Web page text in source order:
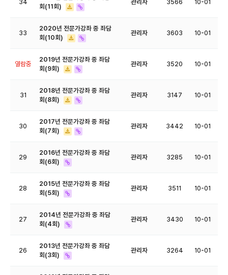
34
회(11회)
관리자 3566 10-01
33
2020년 전문가강좌 중 좌담
회(10회)
관리자 3603 10-01
열람중
2019년 전문가강좌 중 좌담
회(9회)
관리자 3520 10-01
31
2018년 전문가강좌 중 좌담
회(8회)
관리자 3147 10-01
30
2017년 전문가강좌 중 좌담
회(7회)
관리자 3442 10-01
29
2016년 전문가강좌 중 좌담
회(6회)
관리자 3285 10-01
28
2015년 전문가강좌 중 좌담
회(5회)
관리자 3511 10-01
27
2014년 전문가강좌 중 좌담
회(4회)
관리자 3430 10-01
26
2013년 전문가강좌 중 좌담
회(3회)
관리자 3264 10-01